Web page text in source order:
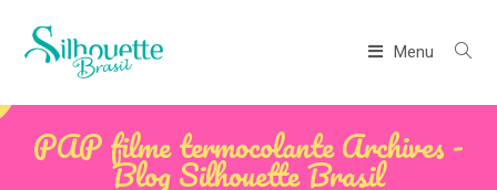
Menu
PAP filme termocolante Archives -
Blog Silhouette Brasil